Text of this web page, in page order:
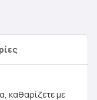
καθαρίζετε με